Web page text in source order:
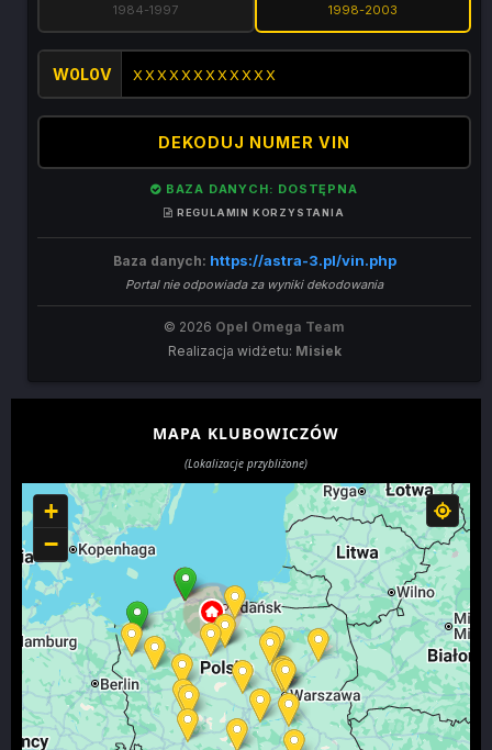
1984-1997 1998-2003
W0L0V
DEKODUJ NUMER VIN
BAZA DANYCH: DOSTĘPNA
REGULAMIN KORZYSTANIA
Baza danych: https://astra-3.pl/vin.php
Portal nie odpowiada za wyniki dekodowania
© 2026 Opel Omega Team
Realizacja widżetu: Misiek
MAPA KLUBOWICZÓW
(Lokalizacje przybliżone)
+
−